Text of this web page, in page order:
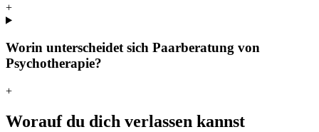
+
Worin unterscheidet sich Paarberatung von
Psychotherapie?
+
Worauf du dich verlassen kannst